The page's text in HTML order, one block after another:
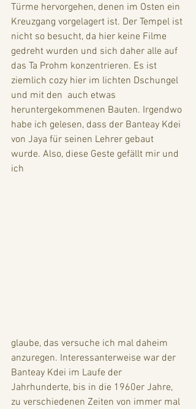
Türme hervorgehen, denen im Osten ein
Kreuzgang vorgelagert ist. Der Tempel ist
nicht so besucht, da hier keine Filme
gedreht wurden und sich daher alle auf
das Ta Prohm konzentrieren. Es ist
ziemlich cozy hier im lichten Dschungel
und mit den  auch etwas
heruntergekommenen Bauten. Irgendwo
habe ich gelesen, dass der Banteay Kdei
von Jaya für seinen Lehrer gebaut
wurde. Also, diese Geste gefällt mir und
ich
glaube, das versuche ich mal daheim
anzuregen. Interessanterweise war der
Banteay Kdei im Laufe der
Jahrhunderte, bis in die 1960er Jahre,
zu verschiedenen Zeiten von immer mal